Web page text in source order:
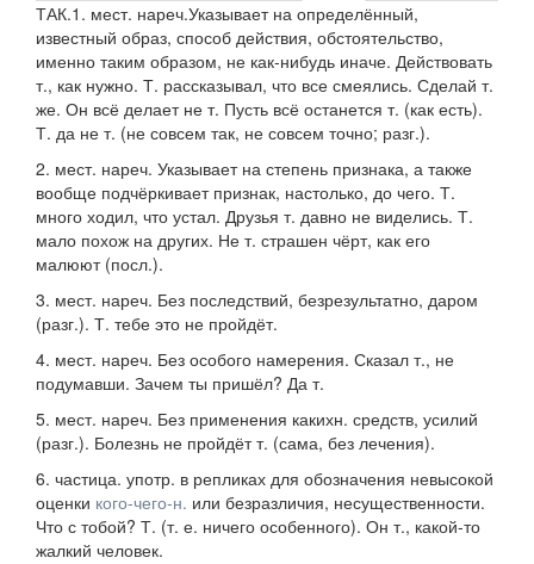
ТАК.1. мест. нареч.Указывает на определённый,
известный образ, способ действия, обстоятельство,
именно таким образом, не как-нибудь иначе. Действовать
т., как нужно. Т. рассказывал, что все смеялись. Сделай т.
же. Он всё делает не т. Пусть всё останется т. (как есть).
Т. да не т. (не совсем так, не совсем точно; разг.).
2. мест. нареч. Указывает на степень признака, а также
вообще подчёркивает признак, настолько, до чего. Т.
много ходил, что устал. Друзья т. давно не виделись. Т.
мало похож на других. Не т. страшен чёрт, как его
малюют(посл.).
3. мест. нареч. Без последствий, безрезультатно, даром
(разг.). Т. тебе это не пройдёт.
4. мест. нареч. Без особого намерения. Сказал т., не
подумавши. Зачем ты пришёл? Да т.
5. мест. нареч. Без применения какихн. средств, усилий
(разг.). Болезнь не пройдёт т. (сама, без лечения).
6. частица. употр. в репликах для обозначения невысокой
оценки кого-чего-н. или безразличия, несущественности.
Что с тобой? Т. (т. е. ничего особенного). Он т., какой-то
жалкий человек.